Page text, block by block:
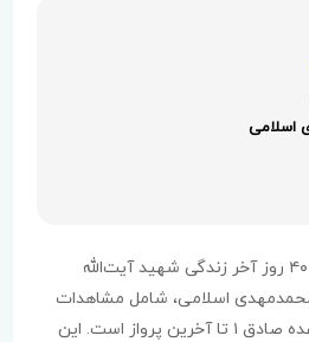
اسلامی
کتاب «راز پرواز» به روایت ۴۰ روز آخر زندگی شهید آیت‌الله
اسلامی، شامل مشاهدات
مهدی مجاهد از عملیات وعده صادق ۱ تا آخرین پرواز است. این